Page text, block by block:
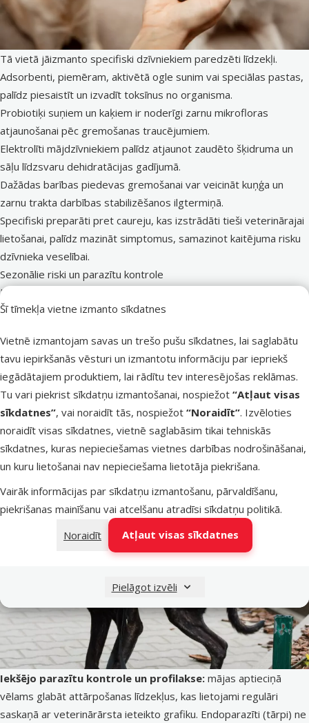
Šī tīmekļa vietne izmanto sīkdatnes
Vietnē izmantojam savas un trešo pušu sīkdatnes, lai saglabātu
tavu iepirkšanās vēsturi un izmantotu informāciju par iepriekš
iegādātajiem produktiem, lai rādītu tev interesējošas reklāmas.
Tu vari piekrist sīkdatņu izmantošanai, nospiežot “Atļaut visas
sīkdatnes”, vai noraidīt tās, nospiežot “Noraidīt”. Izvēloties
noraidīt visas sīkdatnes, vietnē saglabāsim tikai tehniskās
sīkdatnes, kuras nepieciešamas vietnes darbības nodrošināšanai,
un kuru lietošanai nav nepieciešama lietotāja piekrišana.
Vairāk informācijas par sīkdatņu izmantošanu, pārvaldīšanu,
piekrišanas mainīšanu vai atcelšanu atradīsi sīkdatņu politikā.
Noraidīt
Atļaut visas sīkdatnes
Pielāgot izvēli
Tā vietā jāizmanto specifiski dzīvniekiem paredzēti līdzekļi.
Adsorbenti, piemēram, aktivētā ogle sunim vai speciālas pastas,
palīdz piesaistīt un izvadīt toksīnus no organisma.
Probiotiķi suņiem un kaķiem ir noderīgi zarnu mikrofloras
atjaunošanai pēc gremošanas traucējumiem.
Elektrolīti mājdzīvniekiem palīdz atjaunot zaudēto šķidruma un
sāļu līdzsvaru dehidratācijas gadījumā.
Dažādas barības piedevas gremošanai var veicināt kuņģa un
zarnu trakta darbības stabilizēšanos ilgtermiņā.
Specifiski preparāti pret caureju, kas izstrādāti tieši veterinārajai
lietošanai, palīdz mazināt simptomus, samazinot kaitējuma risku
dzīvnieka veselībai.
Sezonālie riski un parazītu kontrole
Latvijas klimatiskajos apstākļos mājdzīvnieka pirmās palīdzības
komplekts nav iedomājams bez līdzekļiem pret ērcēm un citiem
piemēram, babeziozi, anaplazmozi vai boreliozi jeb Laima slimību,
to pareiza un ātra noņemšana ir būtiska prasme, kas var
pasargāt mīluli no ilgstošas ārstēšanās. Jāatceras, ka ērce ir
jāizvelk pēc iespējas ātrāk pēc tās pamanīšanas, jo risks
inficēties ar slimību ierosinātājiem palielinās ar katru stundu, ko
parazīts pavada piesūcies.
Iekšējo parazītu kontrole un profilakse: mājas aptieciņā
vēlams glabāt attārpošanas līdzekļus, kas lietojami regulāri
saskaņā ar veterinārārsta ieteikto grafiku. Endoparazīti (tārpi) ne